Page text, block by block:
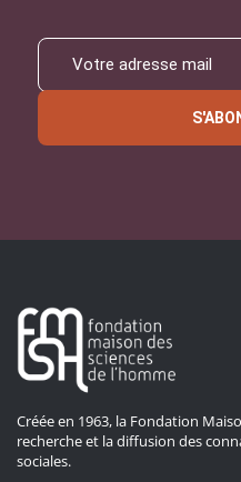
Créée en 1963, la Fondation
recherche et la diffusion des
sociales.